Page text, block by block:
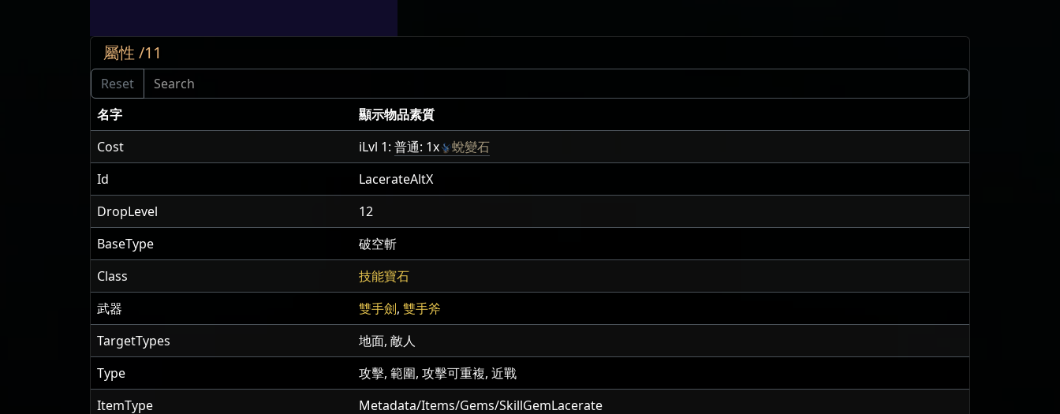
屬性 /11
名字
顯示物品素質
Cost
iLvl 1: 普通: 1x
蛻變石
Id
LacerateAltX
DropLevel
12
BaseType
破空斬
Class
技能寶石
武器
雙手劍, 雙手斧
TargetTypes
地面, 敵人
Type
攻擊, 範圍, 攻擊可重複, 近戰
ItemType
Metadata/Items/Gems/SkillGemLacerate